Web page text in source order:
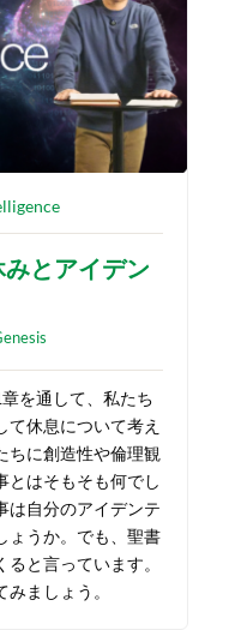
とアイデン
を通して、私たち
て休息について考え
ちに創造性や倫理観
とはそもそも何でし
は自分のアイデンテ
ょうか。でも、聖書
と言っています。
ましょう。